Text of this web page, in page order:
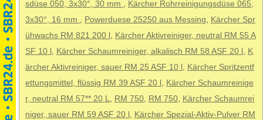
sdüse 050, 3x30°, 30 mm , Kärcher Rohrreinigungsdüse 065,
3x30°, 16 mm , Powerduese 25250 aus Messing, Kärcher Spr
ühwachs RM 821 200 l , Kärcher Aktivreiniger, neutral RM 55 A
SF 10 l , Kärcher Schaumreiniger, alkalisch RM 58 ASF 20 l , K
ärcher Aktivreiniger, sauer RM 25 ASF 10 l , Kärcher Spritzentf
ettungsmittel, flüssig RM 39 ASF 20 l , Kärcher Schaumreinige
r, neutral RM 57** 20 L, RM 750, RM 750, Kärcher Schaumrei
niger, sauer RM 59 ASF 20 l , Kärcher Spezial-Aktiv-Pulver RM